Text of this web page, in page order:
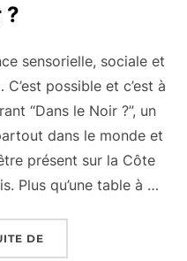
?
sensorielle, sociale et
possible et c’est à
“Dans le Noir ?”, un
dans le monde et
présent sur la Côte
Plus qu’une table à …
DE« L’EXPÉRIENCE DU